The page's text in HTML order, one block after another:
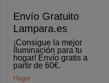
Envío Gratuito
Lampara.es
¡Consigue la mejor
iluminación para tu
hogar! Envío gratis a
partir de 60€.
Hogar